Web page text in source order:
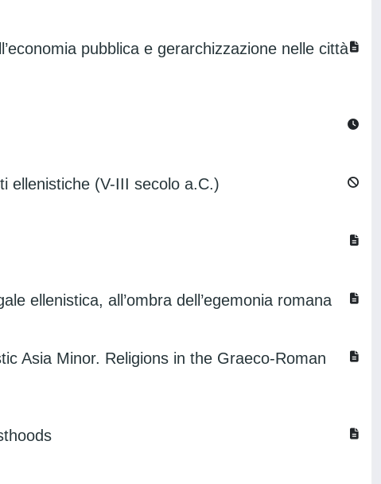
pubblica e gerarchizzazione nelle città
ellenistiche (V-III secolo a.C.)
ellenistica, all’ombra dell’egemonia romana
Asia Minor. Religions in the Graeco-Roman